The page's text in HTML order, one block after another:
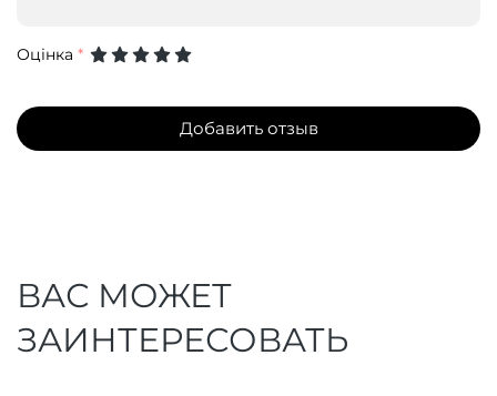
Оцінка *
Добавить отзыв
ВАС МОЖЕТ
ЗАИНТЕРЕСОВАТЬ